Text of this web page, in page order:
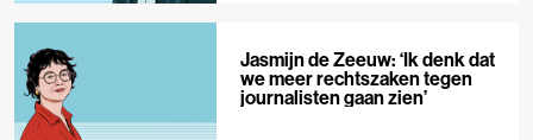
Jasmijn de Zeeuw: ‘Ik denk dat
we meer rechtszaken tegen
journalisten gaan zien’